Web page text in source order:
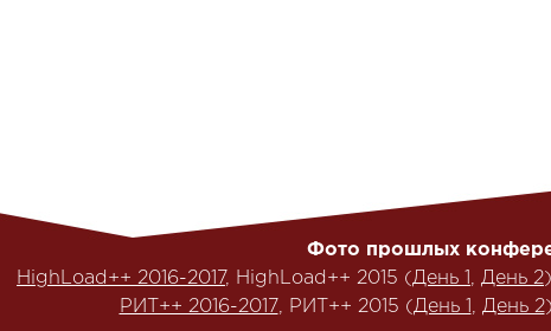
Фото прошлых
HighLoad++ 2016-2017, HighLoad++ 2015 (День 1 , День 2
РИТ++ 2016-2017, РИТ++ 2015 (День 1 , День 2